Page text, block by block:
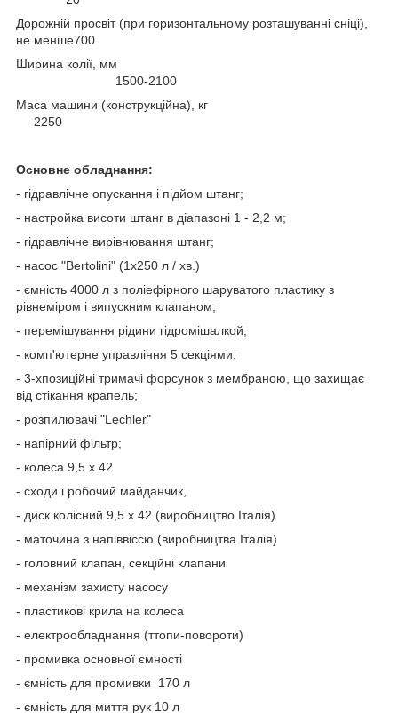
Дорожній просвіт (при горизонтальному розташуванні сніці),
не менше700
Ширина колії, мм
1500-2100
Маса машини (конструкційна), кг
2250
Основне обладнання:
- гідравлічне опускання і підйом штанг;
- настройка висоти штанг в діапазоні 1 - 2,2 м;
- гідравлічне вирівнювання штанг;
- насос "Bertolini" (1x250 л / хв.)
- ємність 4000 л з поліефірного шаруватого пластику з
рівнеміром і випускним клапаном;
- перемішування рідини гідромішалкой;
- комп'ютерне управління 5 секціями;
- 3-хпозиційні тримачі форсунок з мембраною, що захищає
від стікання крапель;
- розпилювачі "Lechler"
- напірний фільтр;
- колеса 9,5 x 42
- сходи і робочий майданчик,
- диск колісний 9,5 x 42 (виробництво Італія)
- маточина з напіввіссю (виробництва Італія)
- головний клапан, секційні клапани
- механізм захисту насосу
- пластикові крила на колеса
- електрообладнання (ттопи-повороти)
- промивка основної ємності
- ємність для промивки 170 л
- ємність для миття рук 10 л